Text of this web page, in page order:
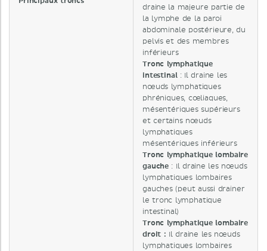
draine la majeure partie de
la lymphe de la paroi
abdominale postérieure, du
pelvis et des membres
inférieurs
Tronc lymphatique
intestinal: Il draine les
nœuds lymphatiques
phréniques, cœliaques,
mésentériques supérieurs
et certains nœuds
lymphatiques
mésentériques inférieurs
Tronc lymphatique lombaire
gauche : Il draine les nœuds
lymphatiques lombaires
gauches (peut aussi drainer
le tronc lymphatique
intestinal)
Tronc lymphatique lombaire
droit : Il draine les nœuds
lymphatiques lombaires